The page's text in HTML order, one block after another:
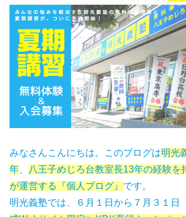
みなさんこんにちは。このブログは明光
年
八王子めじろ台教室長13年の経験を
が運営する『個人ブログ』 です。
明光義塾では、６月１日から７月３１日